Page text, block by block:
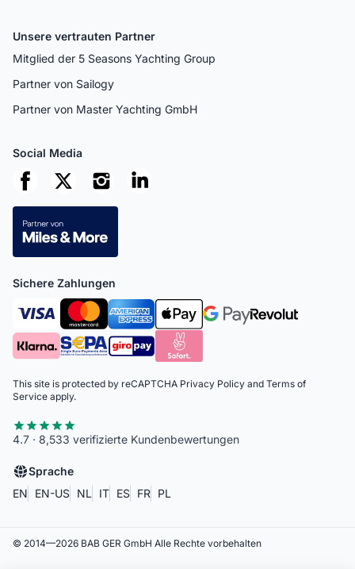
Unsere vertrauten Partner
Mitglied der 5 Seasons Yachting Group
Partner von Sailogy
Partner von Master Yachting GmbH
Social Media
Sichere Zahlungen
This site is protected by reCAPTCHA Privacy Policy and Terms of
Service apply.
4.7 · 8,533 verifizierte Kundenbewertungen
Sprache
EN
EN-US NL IT ES FR PL
© 2014—2026 BAB GER GmbH Alle Rechte vorbehalten